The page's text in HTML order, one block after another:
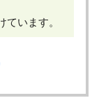
います。